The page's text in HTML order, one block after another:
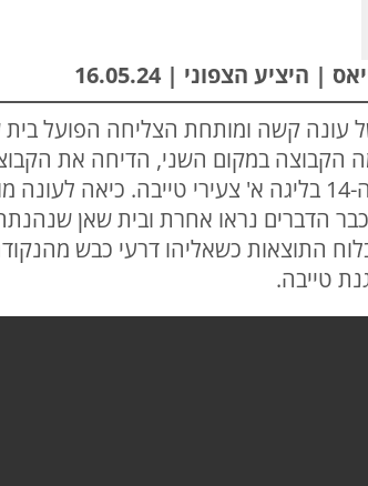
| היציע הצפוני | 16.05.24
עונה קשה ומותחת הצליחה הפועל
הקבוצה במקום השני, הדיחה את
התוצאות כשאליהו דרעי כבש
טייבה.